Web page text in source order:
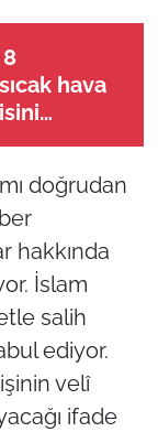
hava
doğrudan
hakkında
İslam
salih
ediyor.
velî
ifade